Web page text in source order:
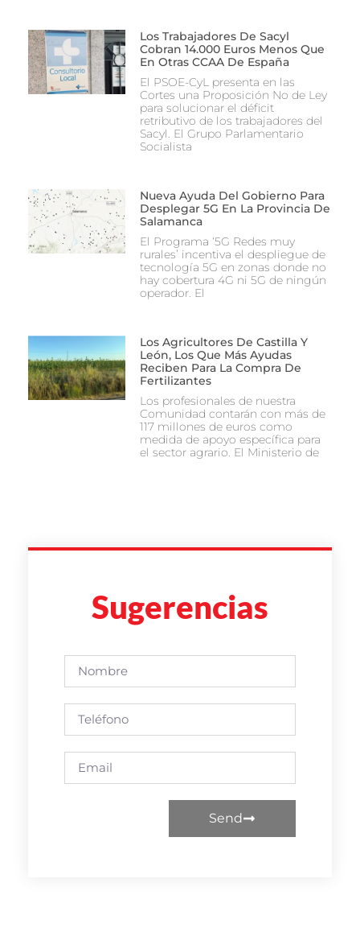
Los Trabajadores De Sacyl
Cobran 14.000 Euros Menos Que
En Otras CCAA De España
El PSOE-CyL presenta en las
Cortes una Proposición No de Ley
para solucionar el déficit
retributivo de los trabajadores del
Sacyl. El Grupo Parlamentario
Socialista
Nueva Ayuda Del Gobierno Para
Desplegar 5G En La Provincia De
Salamanca
El Programa ‘5G Redes muy
rurales’ incentiva el despliegue de
tecnología 5G en zonas donde no
hay cobertura 4G ni 5G de ningún
operador. El
Los Agricultores De Castilla Y
León, Los Que Más Ayudas
Reciben Para La Compra De
Fertilizantes
Los profesionales de nuestra
Comunidad contarán con más de
117 millones de euros como
medida de apoyo específica para
el sector agrario. El Ministerio de
Sugerencias
Send